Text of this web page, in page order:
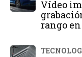
Vídeo
rango